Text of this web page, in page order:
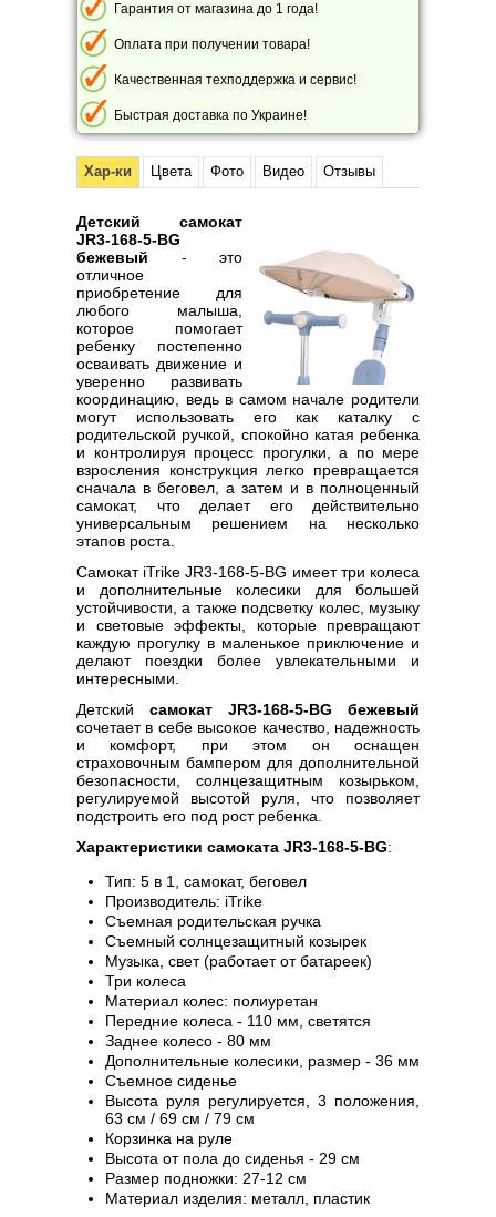
Гарантия от магазина до 1 года!
Оплата при получении товара!
Качественная техподдержка и сервис!
Быстрая доставка по Украине!
Хар-ки Цвета Фото Видео Отзывы
Детский самокат
JR3-168-5-BG
бежевый - это
отличное
приобретение для
любого малыша,
которое помогает
ребенку постепенно
осваивать движение и
уверенно развивать
координацию, ведь в самом начале родители
могут использовать его как каталку с
родительской ручкой, спокойно катая ребенка
и контролируя процесс прогулки, а по мере
взросления конструкция легко превращается
сначала в беговел, а затем и в полноценный
самокат, что делает его действительно
универсальным решением на несколько
этапов роста.
Самокат iTrike JR3-168-5-BG имеет три колеса
и дополнительные колесики для большей
устойчивости, а также подсветку колес, музыку
и световые эффекты, которые превращают
каждую прогулку в маленькое приключение и
делают поездки более увлекательными и
интересными.
Детский самокат JR3-168-5-BG бежевый
сочетает в себе высокое качество, надежность
и комфорт, при этом он оснащен
страховочным бампером для дополнительной
безопасности, солнцезащитным козырьком,
регулируемой высотой руля, что позволяет
подстроить его под рост ребенка.
Характеристики самоката JR3-168-5-BG:
Тип: 5 в 1, самокат, беговел
Производитель: iTrike
Съемная родительская ручка
Съемный солнцезащитный козырек
Музыка, свет (работает от батареек)
Три колеса
Материал колес: полиуретан
Передние колеса - 110 мм, светятся
Заднее колесо - 80 мм
Дополнительные колесики, размер - 36 мм
Съемное сиденье
Высота руля регулируется, 3 положения,
63 см / 69 см / 79 см
Корзинка на руле
Высота от пола до сиденья - 29 см
Размер подножки: 27-12 см
Материал изделия: металл, пластик